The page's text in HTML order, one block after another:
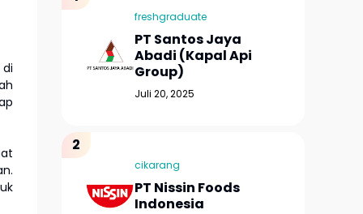
freshgraduate
PT Santos Jaya
Abadi (Kapal Api
Group)
Juli 20, 2025
cikarang
PT Nissin Foods
Indonesia